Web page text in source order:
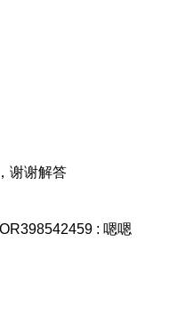
谢谢解答
: 嗯嗯